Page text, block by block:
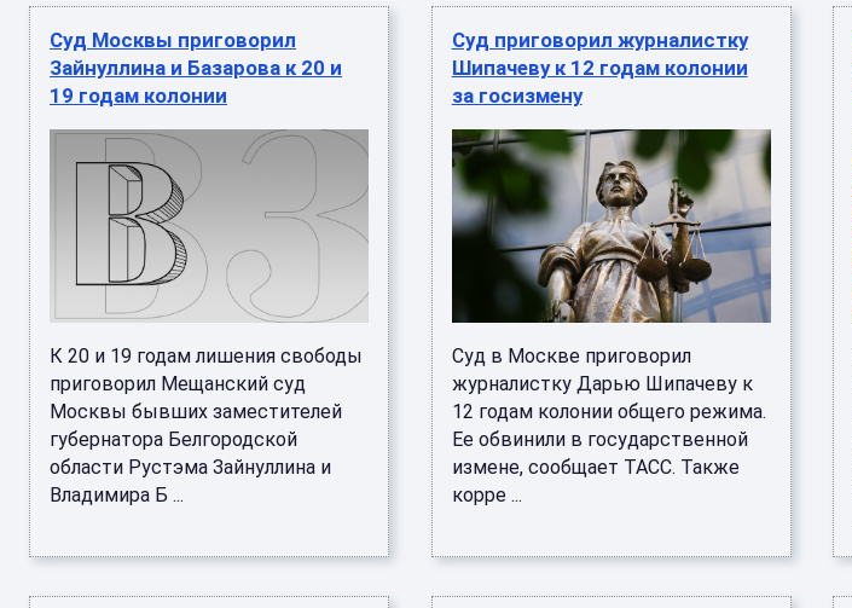
Суд Москвы приговорил
Зайнуллина и Базарова к 20 и
19 годам колонии
К 20 и 19 годам лишения свободы
приговорил Мещанский суд
Москвы бывших заместителей
губернатора Белгородской
области Рустэма Зайнуллина и
Владимира Б ...
Суд приговорил журналистку
Шипачеву к 12 годам колонии
за госизмену
Суд в Москве приговорил
журналистку Дарью Шипачеву к
12 годам колонии общего режима.
Ее обвинили в государственной
измене, сообщает ТАСС. Также
корре ...